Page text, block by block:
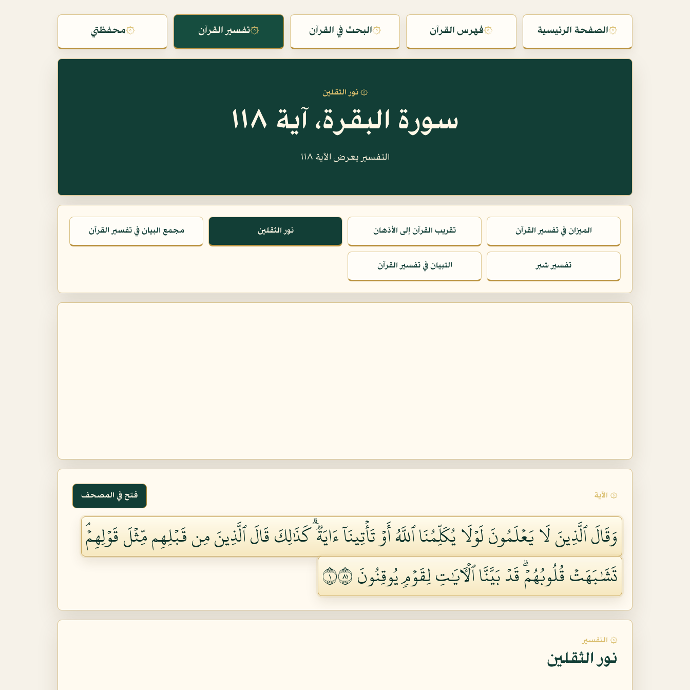
۞الصفحة الرئيسية ۞فهرس القرآن ۞البحث في القرآن ۞تفسير القرآن ۞محفظتي
۞ نور الثقلين
سورة البقرة، آية ١١٨
التفسير يعرض الآية ١١٨
الميزان في تفسير القرآن تقريب القرآن إلى الأذهان نور الثقلين مجمع البيان في تفسير القرآن
تفسير شبر التبيان في تفسير القرآن
۞ الآية فتح في المصحف
وَقَالَ ٱلَّذِينَ لَا يَعۡلَمُونَ لَوۡلَا يُكَلِّمُنَا ٱللَّهُ أَوۡ تَأۡتِينَآ ءَايَةٞۗ كَذَٰلِكَ قَالَ ٱلَّذِينَ مِن قَبۡلِهِم مِّثۡلَ قَوۡلِهِمۡۘ
تَشَٰبَهَتۡ قُلُوبُهُمۡۗ قَدۡ بَيَّنَّا ٱلۡأٓيَٰتِ لِقَوۡمٖ يُوقِنُونَ ١١٨
۞ التفسير
نور الثقلين